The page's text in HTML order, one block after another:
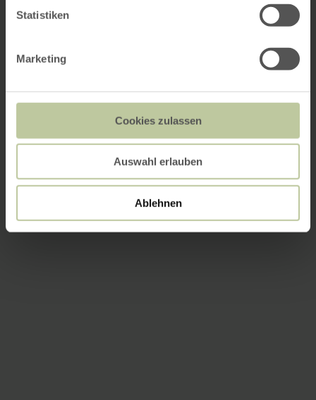
Statistiken
Marketing
Cookies zulassen
Auswahl erlauben
Ablehnen